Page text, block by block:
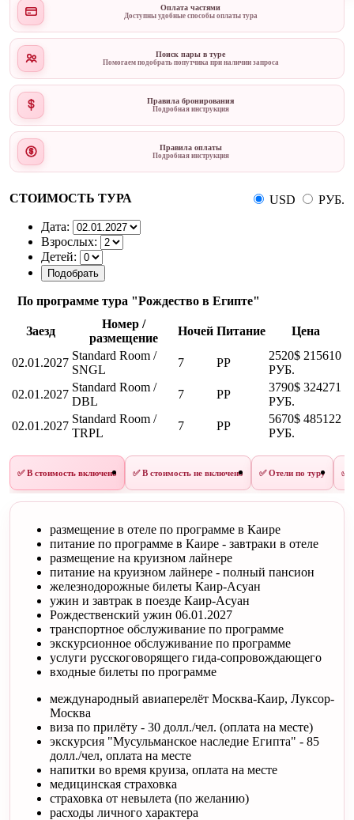
Оплата частями
Доступны удобные способы оплаты тура
Поиск пары в туре
Помогаем подобрать попутчика при наличии запроса
Правила бронирования
Подробная инструкция
Правила оплаты
Подробная инструкция
СТОИМОСТЬ ТУРА USD
РУБ.
Дата:
Взрослых:
Детей:
По программе тура "Рождество в Египте"
Заезд
Номер /
размещение
Ночей Питание Цена
02.01.2027
Standard Room /
SNGL
7 PP
2520$ 215610
РУБ.
02.01.2027
Standard Room /
DBL
7 PP
3790$ 324271
РУБ.
02.01.2027
Standard Room /
TRPL
7 PP
5670$ 485122
РУБ.
✅ В стоимость включено ✅ В стоимость не включено ✅ Отели по туру ✅
размещение в отеле по программе в Каире
питание по программе в Каире - завтраки в отеле
размещение на круизном лайнере
питание на круизном лайнере - полный пансион
железнодорожные билеты Каир-Асуан
ужин и завтрак в поезде Каир-Асуан
Рождественский ужин 06.01.2027
транспортное обслуживание по программе
экскурсионное обслуживание по программе
услуги русскоговорящего гида-сопровождающего
входные билеты по программе
международный авиаперелёт Москва-Каир, Луксор-
Москва
виза по прилёту - 30 долл./чел. (оплата на месте)
экскурсия "Мусульманское наследие Египта" - 85
долл./чел, оплата на месте
напитки во время круиза, оплата на месте
медицинская страховка
страховка от невылета (по желанию)
расходы личного характера